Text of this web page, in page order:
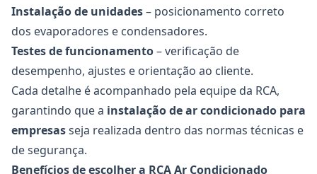
Instalação de unidades– posicionamento correto
dos evaporadores e condensadores.
Testes de funcionamento– verificação de
desempenho, ajustes e orientação ao cliente.
Cada detalhe é acompanhado pela equipe da RCA,
garantindo que a instalação de ar condicionado para
empresasseja realizada dentro das normas técnicas e
de segurança.
Benefícios de escolher a RCA Ar Condicionado